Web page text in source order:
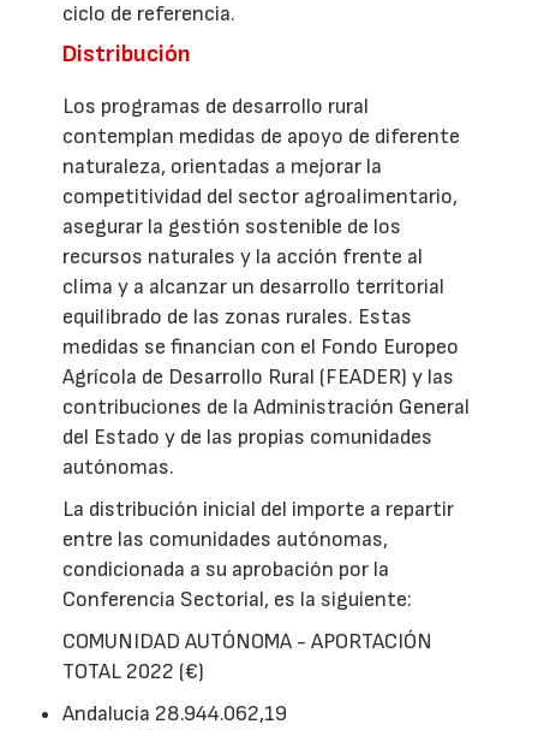
ciclo de referencia.
Distribución
Los programas de desarrollo rural
contemplan medidas de apoyo de diferente
naturaleza, orientadas a mejorar la
competitividad del sector agroalimentario,
asegurar la gestión sostenible de los
recursos naturales y la acción frente al
clima y a alcanzar un desarrollo territorial
equilibrado de las zonas rurales. Estas
medidas se financian con el Fondo Europeo
Agrícola de Desarrollo Rural (FEADER) y las
contribuciones de la Administración General
del Estado y de las propias comunidades
autónomas.
La distribución inicial del importe a repartir
entre las comunidades autónomas,
condicionada a su aprobación por la
Conferencia Sectorial, es la siguiente:
COMUNIDAD AUTÓNOMA - APORTACIÓN
TOTAL 2022 (€)
Andalucía 28.944.062,19